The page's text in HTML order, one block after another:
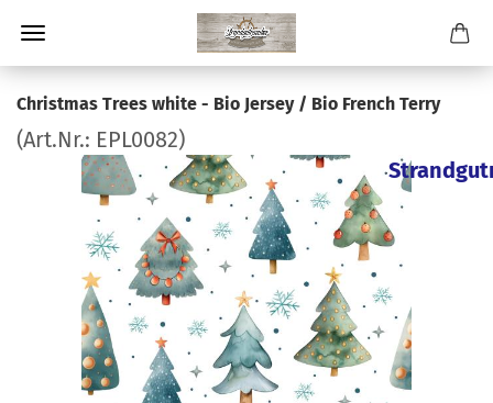
Christmas Trees white - Bio Jersey / Bio French Terry
(Art.Nr.: EPL0082)